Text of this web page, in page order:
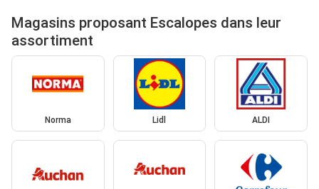
Magasins proposant Escalopes dans leur
assortiment
Norma Lidl ALDI